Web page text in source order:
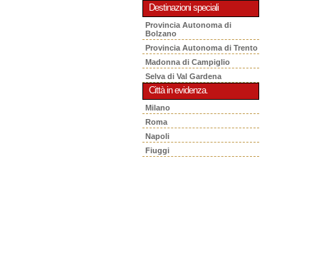
Destinazioni speciali
Provincia Autonoma di
Bolzano
Provincia Autonoma di Trento
Madonna di Campiglio
Selva di Val Gardena
Città in evidenza.
Milano
Roma
Napoli
Fiuggi